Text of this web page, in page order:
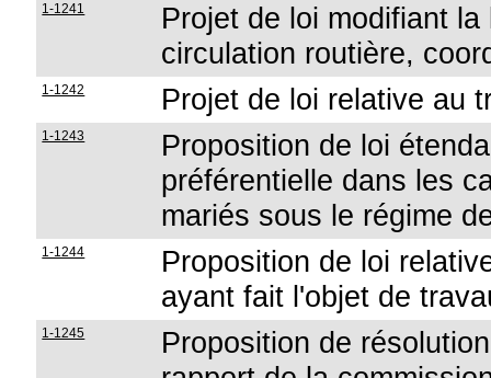
1-1241
Projet de loi modifiant
circulation routière,
1-1242 Projet de loi relative au
1-1243
Proposition de loi
préférentielle dans les
mariés sous le régime
1-1244
Proposition de loi
ayant fait l'objet de
1-1245
Proposition de